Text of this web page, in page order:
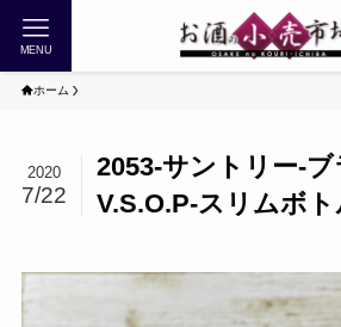
MENU
ホーム
2053-サントリー-
V.S.O.P-スリムボ
2020
7/22